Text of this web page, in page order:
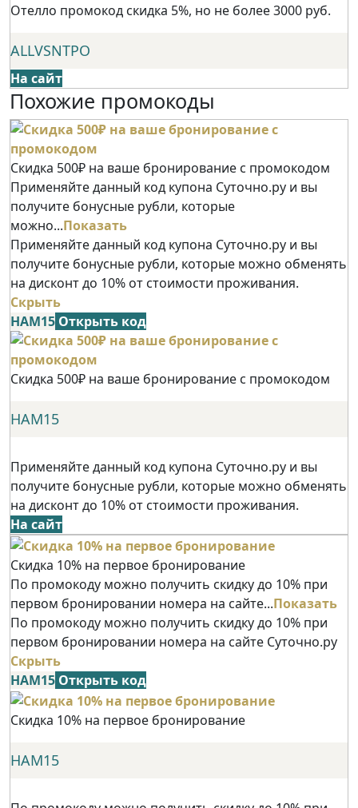
Отелло промокод скидка 5%, но не более 3000 руб.
ALLVSNTPO
На сайт
Похожие промокоды
Скидка 500₽ на ваше бронирование с промокодом
Применяйте данный код купона Суточно.ру и вы
получите бонусные рубли, которые
можно...Показать
Применяйте данный код купона Суточно.ру и вы
получите бонусные рубли, которые можно обменять
на дисконт до 10% от стоимости проживания.
Скрыть
НАМ15 Открыть код
Скидка 500₽ на ваше бронирование с промокодом
НАМ15
Применяйте данный код купона Суточно.ру и вы
получите бонусные рубли, которые можно обменять
на дисконт до 10% от стоимости проживания.
На сайт
Скидка 10% на первое бронирование
По промокоду можно получить скидку до 10% при
первом бронировании номера на сайте...Показать
По промокоду можно получить скидку до 10% при
первом бронировании номера на сайте Суточно.ру
Скрыть
НАМ15 Открыть код
Скидка 10% на первое бронирование
НАМ15